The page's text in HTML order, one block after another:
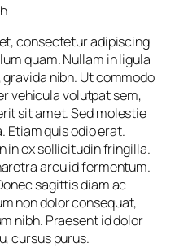
consectetur adipiscing
quam. Nullam in ligula
nibh. Ut commodo
vehicula volutpat sem,
sit amet. Sed molestie
Etiam quis odio erat.
in ex sollicitudin fringilla.
arcu id fermentum.
sagittis diam ac
non dolor consequat,
nibh. Praesent id dolor
cursus purus.